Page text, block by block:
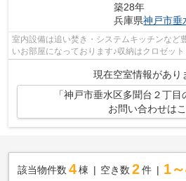
築28年
兵庫県神戸市垂
室内設備は追い焚き・システムキッチンなど
いお部屋になっております♪収納はクロゼッ
空間を利用することも可能です♪バス...
現在空室情報があり
「神戸市垂水区多聞台２丁
お問い合わせは
該当物件数 4棟 空き数 2 件 1